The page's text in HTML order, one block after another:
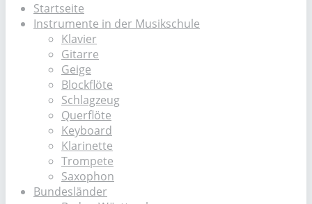
Startseite
Instrumente in der Musikschule
Klavier
Gitarre
Geige
Blockflöte
Schlagzeug
Querflöte
Keyboard
Klarinette
Trompete
Saxophon
Bundesländer